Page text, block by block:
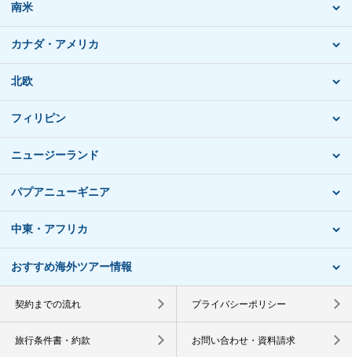
南米
カナダ・アメリカ
北欧
フィリピン
ニュージーランド
パプアニューギニア
中東・アフリカ
おすすめ海外ツアー情報
契約までの流れ プライバシーポリシー
旅行条件書・約款 お問い合わせ・資料請求